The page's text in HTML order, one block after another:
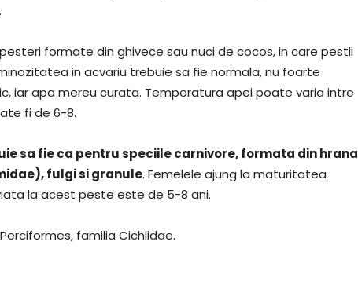
formate din ghivece sau nuci de cocos, in care pestii
in acvariu trebuie sa fie normala, nu foarte
iar apa mereu curata. Temperatura apei poate varia intre
fi de 6-8.
sa fie ca pentru speciile carnivore, formata din hrana
fulgi si granule. Femelele ajung la maturitatea
la acest peste este de 5-8 ani.
familia Cichlidae.